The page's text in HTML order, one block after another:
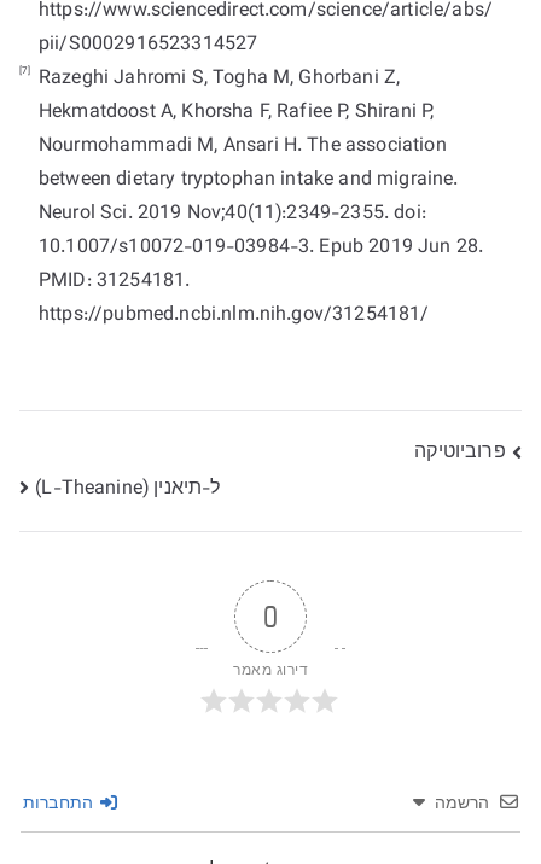
https://www.sciencedirect.com/science/article/abs/
pii/S0002916523314527
[7]
Razeghi Jahromi S, Togha M, Ghorbani Z,
Hekmatdoost A, Khorsha F, Rafiee P, Shirani P,
Nourmohammadi M, Ansari H. The association
between dietary tryptophan intake and migraine.
Neurol Sci. 2019 Nov;40(11):2349-2355. doi:
10.1007/s10072-019-03984-3. Epub 2019 Jun 28.
PMID: 31254181.
https://pubmed.ncbi.nlm.nih.gov/31254181/
ניווט
פרוביוטיקה
ל-תיאנין (L-Theanine)
0
דירוג מאמר
הרשמה התחברות